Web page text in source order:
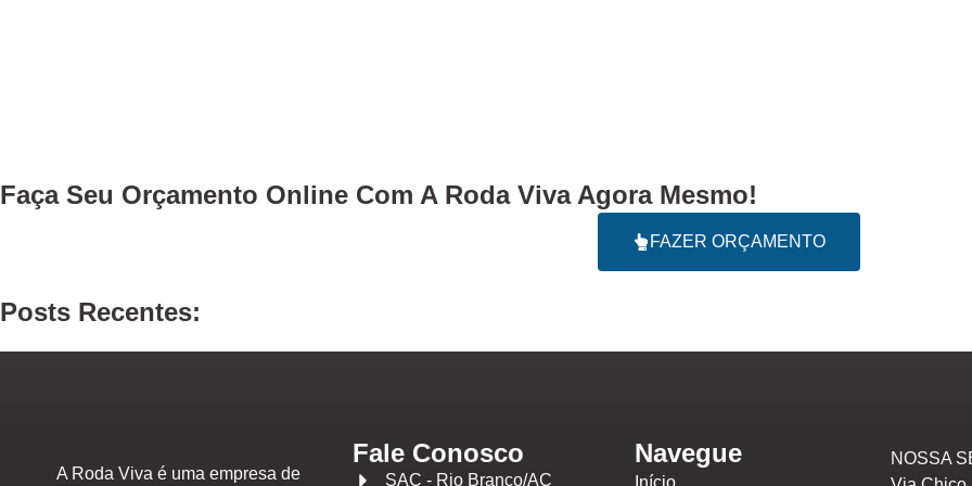
Faça Seu Orçamento Online Com A Roda Viva Agora Mesmo!
FAZER ORÇAMENTO
Posts Recentes:
A Roda Viva é uma empresa de
Fale Conosco
SAC - Rio Branco/AC
Navegue
NOSSA